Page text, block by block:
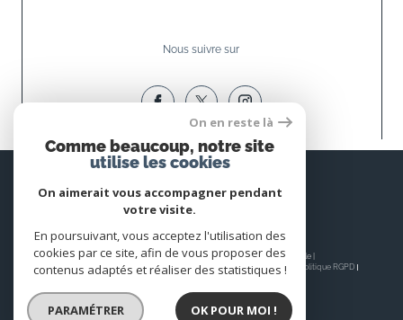
Nous suivre sur
Espace
PROPRIÉTAIRE
Se connecter
© 2026 | Tous droits réservés | Traduction powered by Google |
Nos honoraires
Plan du site Mentions légales Admin Nos liens
Politique RGPD
On en reste là
Comme beaucoup, notre site
utilise les cookies
On aimerait vous accompagner pendant
votre visite.
En poursuivant, vous acceptez l'utilisation des
cookies par ce site, afin de vous proposer des
contenus adaptés et réaliser des statistiques !
PARAMÉTRER OK POUR MOI !